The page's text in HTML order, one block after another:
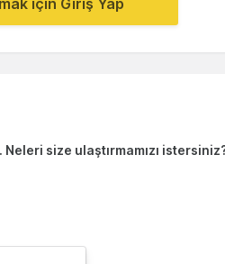
için Giriş Yap
size ulaştırmamızı